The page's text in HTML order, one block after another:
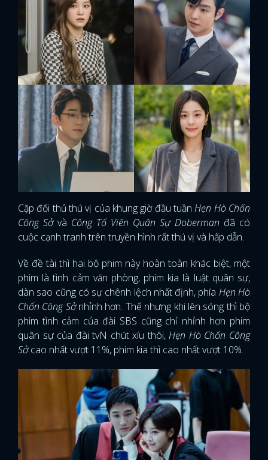
Cặp đối thủ thú vị của khung giờ đầu tuầnHẹn Hò Chốn
Công Sởvà Công Tố Viên Quân Sự Doberman đã có
cuộc cạnh tranh trên truyền hình rất thú vị và hấp dẫn.
Về đề tài thì hai bộ phim này hoàn toàn khác biệt, một
phim là tình cảm văn phòng, phim kia là luật quân sự,
dàn sao cũng có sự chênh lệch nhất định, phía Hẹn Hò
Chốn Công Sởnhỉnh hơn. Thế nhưng khi lên sóng thì bộ
phim tình cảm của đài SBS cũng chỉ nhỉnh hơn phim
quân sự của đài tvN chút xíu thôi,Hẹn Hò Chốn Công
Sởcao nhất vượt 11%, phim kia thì cao nhất vượt 10%.